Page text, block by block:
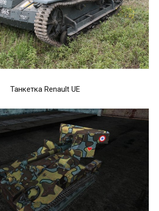
Танкетка Renault UE